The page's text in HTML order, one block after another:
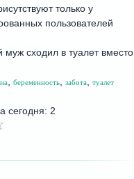
только у
пользователей
муж сходил в туалет вместо
беременность забота туалет
сегодня: 2